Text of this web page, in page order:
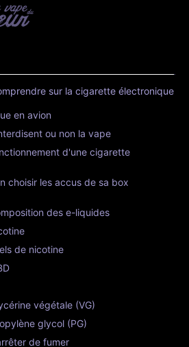
sur la cigarette électronique
en avion
ou non la vape
d'une cigarette
choisir les accus de sa box
des e-liquides
de nicotine
végétale (VG)
glycol (PG)
de fumer